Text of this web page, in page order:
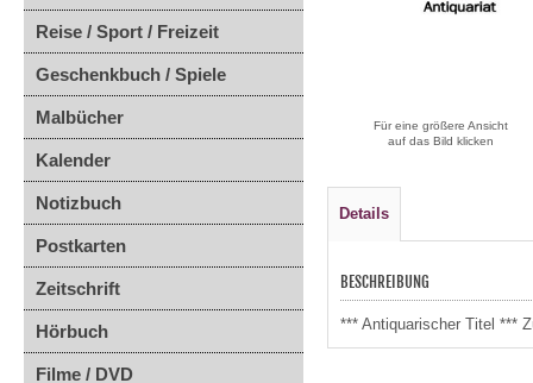
Reise / Sport / Freizeit
Geschenkbuch / Spiele
Malbücher
Kalender
Notizbuch
Postkarten
Zeitschrift
Hörbuch
Filme / DVD
Für eine größere Ansicht
auf das Bild klicken
Details
BESCHREIBUNG
*** Antiquarischer Titel ***